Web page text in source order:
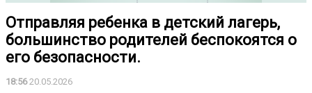
Отправляя ребенка в детский лагерь,
большинство родителей беспокоятся о
его безопасности.
18:5620.05.2026